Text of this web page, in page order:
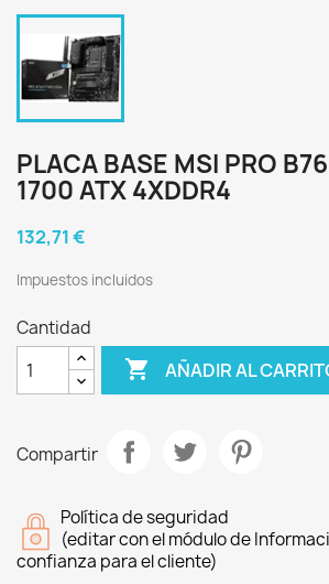
PLACA BASE MSI PRO
1700 ATX 4XDDR4
132,71 €
Impuestos incluidos
Cantidad
 AÑADIR AL
Compartir
Política de seguridad
(editar con el módulo de
confianza para el cliente)